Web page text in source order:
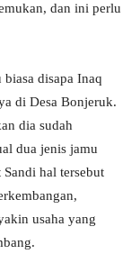
dan ini perlu
disapa Inaq
di Desa Bonjeruk.
dia sudah
dua jenis jamu
hal tersebut
usaha yang